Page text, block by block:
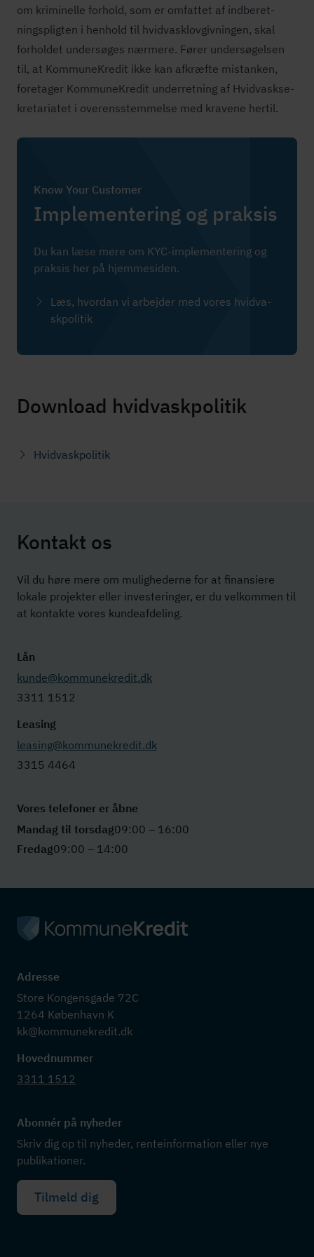
om kriminelle forhold, som er omfattet af ind­be­ret­
nings­plig­ten i henhold til hvid­va­s­k­lov­giv­nin­gen, skal
forholdet undersøges nærmere. Fører undersøgelsen
til, at KommuneKredit ikke kan afkræfte mistanken,
foretager KommuneKredit underretning af Hvid­va­sk­se­
kre­ta­ri­a­tet i over­ens­stem­mel­se med kravene hertil.
Know Your Customer
Implementering og praksis
Du kan læse mere om KYC-implementering og
praksis her på hjemmesiden.
Læs, hvordan vi arbejder med vores hvid­va­
skpo­li­tik
Download hvidvaskpolitik
Hvidvaskpolitik
Kontakt os
Vil du høre mere om mulighederne for at finansiere
lokale projekter eller investeringer, er du velkommen til
at kontakte vores kundeafdeling.
Lån
kunde@kommunekredit.dk
3311 1512
Leasing
leasing@kommunekredit.dk
3315 4464
Vores telefoner er åbne
Mandag til torsdag09:00 – 16:00
Fredag09:00 – 14:00
Adresse
Store Kongensgade 72C
1264 København K
kk@kommunekredit.dk
Hovednummer
3311 1512
Abonnér på nyheder
Skriv dig op til nyheder, renteinformation eller nye
publikationer.
Tilmeld dig